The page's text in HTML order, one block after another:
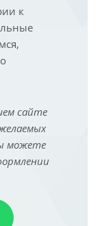
к
сайте
можете